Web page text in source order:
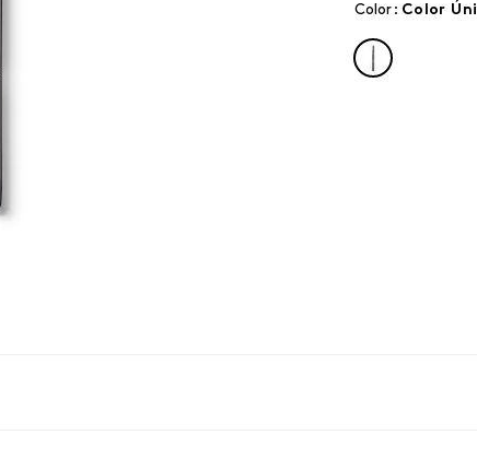
Color : color